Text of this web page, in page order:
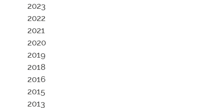
2023
2022
2021
2020
2019
2018
2016
2015
2013